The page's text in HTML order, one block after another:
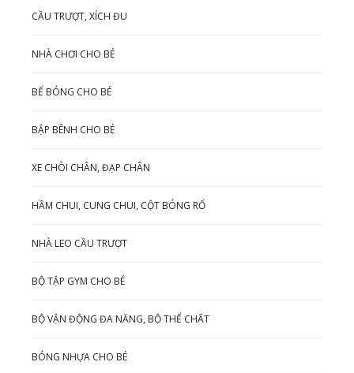
CẦU TRƯỢT, XÍCH ĐU
NHÀ CHƠI CHO BÉ
BỂ BÓNG CHO BÉ
BẬP BÊNH CHO BÉ
XE CHÒI CHÂN, ĐẠP CHÂN
HẦM CHUI, CUNG CHUI, CỘT BÓNG RỔ
NHÀ LEO CẦU TRƯỢT
BỘ TẬP GYM CHO BÉ
BỘ VẬN ĐỘNG ĐA NĂNG, BỘ THỂ CHẤT
BÓNG NHỰA CHO BÉ